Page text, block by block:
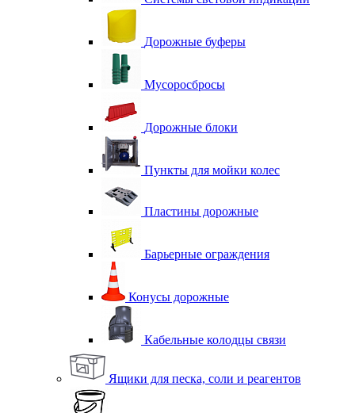
Дорожные буферы
Мусоросбросы
Дорожные блоки
Пункты для мойки колес
Пластины дорожные
Барьерные ограждения
Конусы дорожные
Кабельные колодцы связи
Ящики для песка, соли и реагентов